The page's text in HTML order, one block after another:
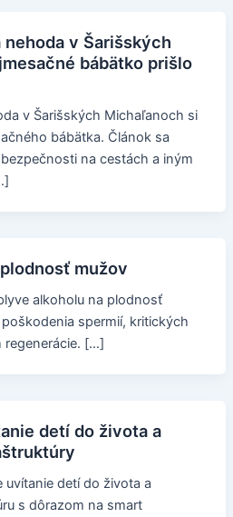
v Šarišských
bábätko prišlo
v Šarišských Michaľanoch si
bábätka. Článok sa
na cestách a iným
mužov
alkoholu na plodnosť
spermií, kritických
regenerácie. […]
detí do života a
uvítanie detí do života a
s dôrazom na smart